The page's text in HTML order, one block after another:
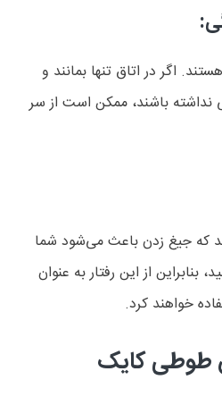
اگر در اتاق تنها بمانند و
نداشته باشند، ممکن است از سر
که جیغ زدن باعث می‌شود شما
بنابراین از این رفتار به عنوان
خواهند کرد.
طوطی کایک